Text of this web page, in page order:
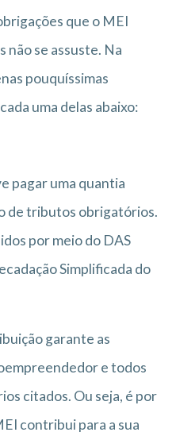
que o MEI
não se assuste. Na
pouquíssimas
uma delas abaixo:
pagar uma quantia
de tributos obrigatórios.
por meio do DAS
Simplificada do
garante as
e todos
citados. Ou seja, é por
contribui para a sua